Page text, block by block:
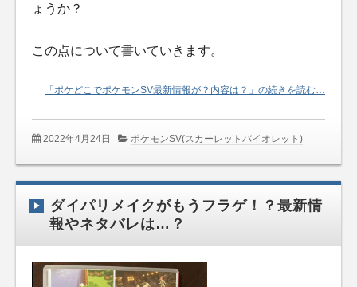
ょうか？
この点について書いていきます。
「ポケどこでポケモンSV最新情報が？内容は？」の続きを読む…
2022年4月24日 ポケモンSV(スカーレットバイオレット)
ダイパリメイクがもうフラゲ！？最新情
報やネタバレは…？